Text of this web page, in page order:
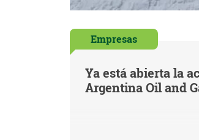
Empresas
Ya está abierta la
Argentina Oil and